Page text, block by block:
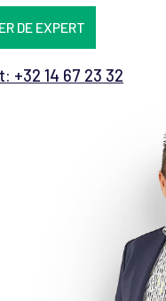
DE EXPERT
+32 14 67 23 32